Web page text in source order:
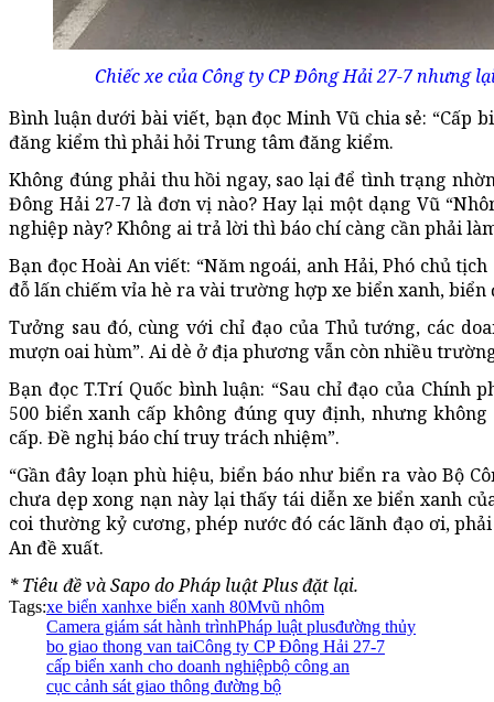
Chiếc xe của Công ty CP Đông Hải 27-7 nhưng
Bình luận dưới bài viết, bạn đọc Minh Vũ chia sẻ: “Cấp
đăng kiểm thì phải hỏi Trung tâm đăng kiểm.
Không đúng phải thu hồi ngay, sao lại để tình trạng
Đông Hải 27-7 là đơn vị nào? Hay lại một dạng Vũ
nghiệp này? Không ai trả lời thì báo chí càng cần phải
Bạn đọc Hoài An viết: “Năm ngoái, anh Hải, Phó chủ
đỗ lấn chiếm vỉa hè ra vài trường hợp xe biển xanh, biển
Tưởng sau đó, cùng với chỉ đạo của Thủ tướng, các
mượn oai hùm”. Ai dè ở địa phương vẫn còn nhiều
Bạn đọc T.Trí Quốc bình luận: “Sau chỉ đạo của Chính
500 biển xanh cấp không đúng quy định, nhưng
cấp. Đề nghị báo chí truy trách nhiệm”.
“Gần đây loạn phù hiệu, biển báo như biển ra vào Bộ
chưa dẹp xong nạn này lại thấy tái diễn xe biển xanh
coi thường kỷ cương, phép nước đó các lãnh đạo ơi,
An đề xuất.
* Tiêu đề và Sapo do Pháp luật Plus đặt lại.
Tags:xe biển xanhxe biển xanh 80Mvũ nhôm
Camera giám sát hành trìnhPháp luật plusđường thủy
bo giao thong van taiCông ty CP Đông Hải 27-7
cấp biển xanh cho doanh nghiệpbộ công an
cục cảnh sát giao thông đường bộ